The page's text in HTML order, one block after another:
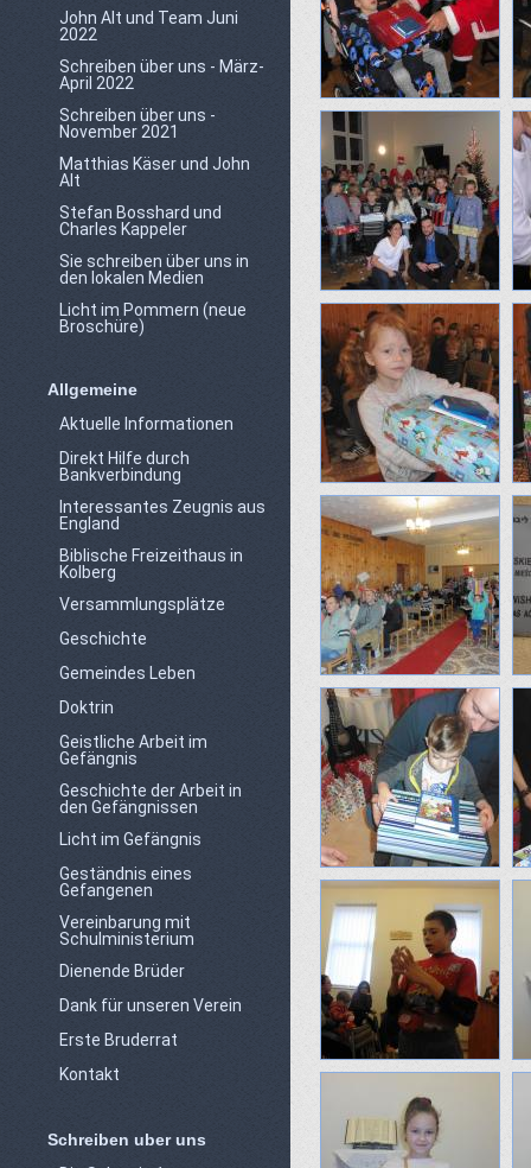
John Alt und Team Juni
2022
Schreiben über uns - März-
April 2022
Schreiben über uns -
November 2021
Matthias Käser und John
Alt
Stefan Bosshard und
Charles Kappeler
Sie schreiben über uns in
den lokalen Medien
Licht im Pommern (neue
Broschüre)
Allgemeine
Aktuelle Informationen
Direkt Hilfe durch
Bankverbindung
Interessantes Zeugnis aus
England
Biblische Freizeithaus in
Kolberg
Versammlungsplätze
Geschichte
Gemeindes Leben
Doktrin
Geistliche Arbeit im
Gefängnis
Geschichte der Arbeit in
den Gefängnissen
Licht im Gefängnis
Geständnis eines
Gefangenen
Vereinbarung mit
Schulministerium
Dienende Brüder
Dank für unseren Verein
Erste Bruderrat
Kontakt
Schreiben uber uns